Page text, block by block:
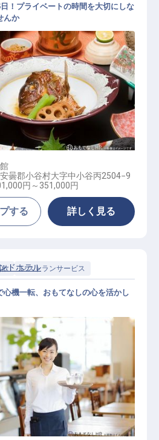
！プライベートの時間を大切にしな
んか
曇郡小谷村大字中小谷丙2504−9
円～ 351,000円
する 詳しく見る
飲 レストランサービス
スタッフ
ドホテル
心機一転、おもてなしの心を活かし